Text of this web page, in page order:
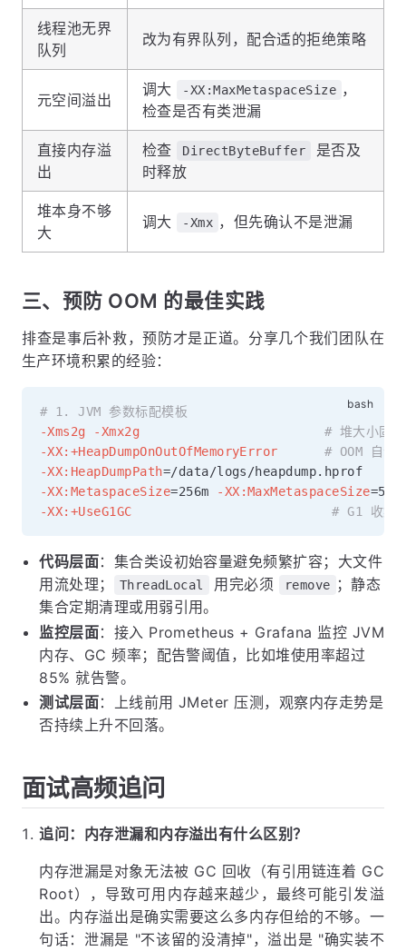
线程池无界
队列
改为有界队列，配合适的拒绝策略
元空间溢出
调大 -XX:MaxMetaspaceSize ，
检查是否有类泄漏
直接内存溢
出
检查 DirectByteBuffer
是否及
时释放
堆本身不够
大
调大 -Xmx ，但先确认不是泄漏
三、预防 OOM 的最佳实践
排查是事后补救，预防才是正道。分享几个我们团队在
生产环境积累的经验：
# 1. JVM 参数标配模板
-Xms2g
-Xmx2g
# 堆大小固
-XX:+HeapDumpOnOutOfMemoryError
# OOM 自动
-XX:HeapDumpPath=
-XX:MetaspaceSize=256m -XX:MaxMetaspaceSize=
-XX:+UseG1GC
# G1 收集
代码层面：集合类设初始容量避免频繁扩容；大文件
用流处理；
ThreadLocal 用完必须 remove
；静态
集合定期清理或用弱引用。
监控层面：接入 Prometheus + Grafana 监控 JVM
内存、GC 频率；配告警阈值，比如堆使用率超过
85% 就告警。
测试层面：上线前用 JMeter 压测，观察内存走势是
否持续上升不回落。
面试高频追问
追问：内存泄漏和内存溢出有什么区别？
内存泄漏是对象无法被 GC 回收（有引用链连着 GC
Root），导致可用内存越来越少，最终可能引发溢
出。内存溢出是确实需要这么多内存但给的不够。一
句话：泄漏是 "不该留的没清掉"，溢出是 "确实装不